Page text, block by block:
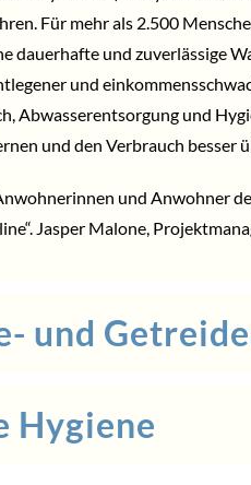
Für mehr als 2.500
dauerhafte und zuverlässige
und
Abwasserentsorgung und
und den Verbrauch besser
und Anwohner
Jasper Malone,
und
Hygiene